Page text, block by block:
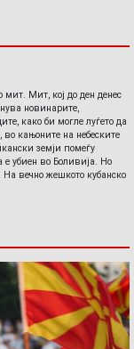
мит. Мит, кој до ден денес
новинарите,
како би могле луѓето да
кањоните на небеските
земји помеѓу
е убиен во Боливија. Но
вечно жешкото кубанско